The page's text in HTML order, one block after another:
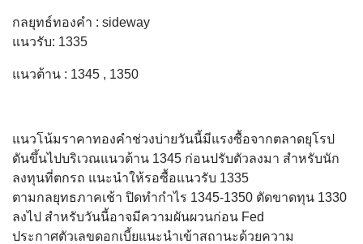
กลยุทธ์ทองคำ : sideway
แนวรับ: 1335
แนวต้าน : 1345 , 1350
แนวโน้มราคาทองคำช่วงบ่ายวันนี้มีแรงซื้อจากตลาดยุโรป
ดันขึ้นไปบริเวณแนวต้าน 1345 ก่อนปรับตัวลงมา สำหรับนัก
ลงทุนที่ตกรถ แนะนำให้รอซื้อแนวรับ 1335
ตามกลยุทธภาคเช้า ปิดทำกำไร 1345-1350 ตัดขาดทุน 1330
ลงไป สำหรับวันนี้อาจมีความผันผวนก่อน Fed
ประกาศตัวเลขดอกเบี้ยแนะนำเข้าสถานะด้วยความ